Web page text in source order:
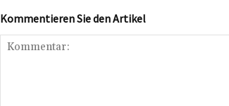
Kommentieren Sie den Artikel